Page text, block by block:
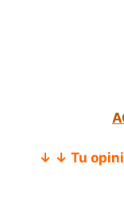
↓ ↓ Tu